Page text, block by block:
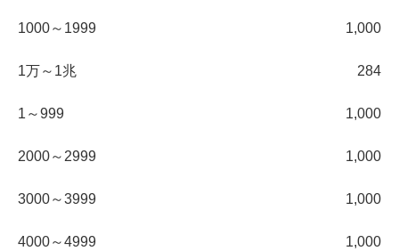
1000～1999 1,000
1万～1兆 284
1～999 1,000
2000～2999 1,000
3000～3999 1,000
4000～4999 1,000